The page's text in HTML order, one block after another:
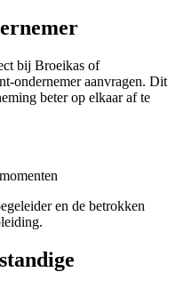
bij Broeikas of
ondernemer aanvragen. Dit
beter op elkaar af te
en de betrokken